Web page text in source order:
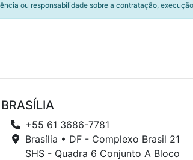
ou responsabilidade sobre a contratação,
BRASÍLIA
+55 61 3686-7781
Brasília • DF - Complexo Brasil 21
SHS - Quadra 6 Conjunto A Bloco